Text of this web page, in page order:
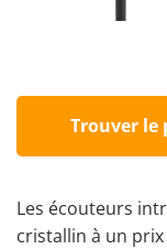
Trouver le
Les écouteurs
cristallin à un